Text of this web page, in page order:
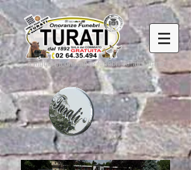
a niguarda onoranze funebri Turati Milano